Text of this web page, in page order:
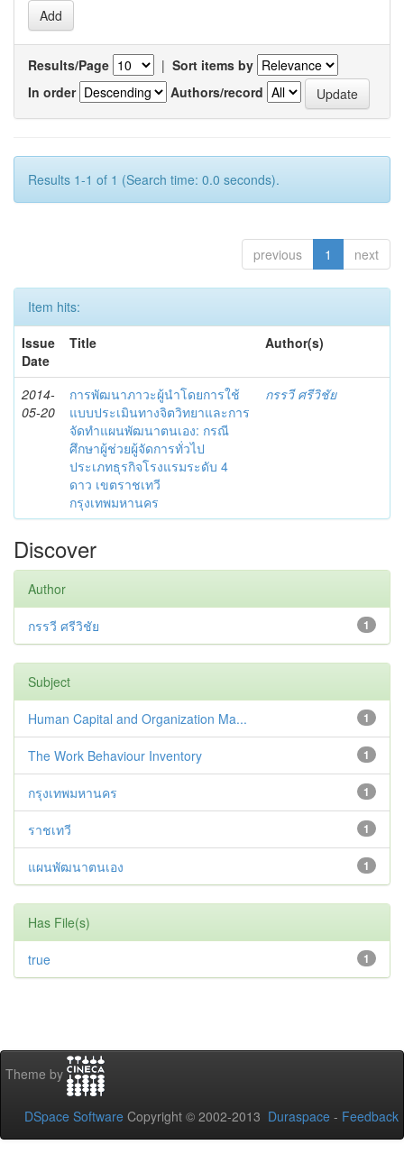
Results/Page | Sort items by
In order
Authors/record
Results 1-1 of 1 (Search time: 0.0 seconds).
previous 1 next
Item hits:
Issue
Date
Title Author(s)
2014-
05-20
การพัฒนาภาวะผู้นำโดยการใช้
แบบประเมินทางจิตวิทยาและการ
จัดทำแผนพัฒนาตนเอง: กรณี
ศึกษาผู้ช่วยผู้จัดการทั่วไป
ประเภทธุรกิจโรงแรมระดับ 4
ดาว เขตราชเทวี
กรุงเทพมหานคร
กรรวี ศรีวิชัย
Discover
Author
1
กรรวี ศรีวิชัย
Subject
1
Human Capital and Organization Ma...
1
The Work Behaviour Inventory
1
กรุงเทพมหานคร
1
ราชเทวี
1
แผนพัฒนาตนเอง
Has File(s)
1
true
Theme by
DSpace Software Copyright © 2002-2013 Duraspace - Feedback